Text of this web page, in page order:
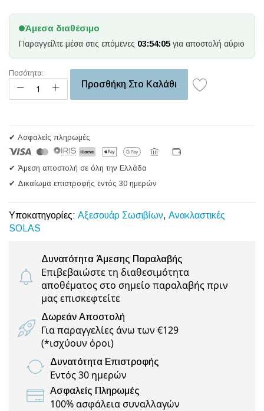
Άμεσα διαθέσιμο
Παραγγείλτε μέσα στις επόμενες 03:54:05 για αποστολή αύριο
Ποσότητα:
Προσθήκη Στο Καλάθι
✔ Ασφαλείς πληρωμές
✔ Άμεση αποστολή σε όλη την Ελλάδα
✔ Δικαίωμα επιστροφής εντός 30 ημερών
Υποκατηγορίες: Αξεσουάρ Σωσιβίων, Ανακλαστικές
SOLAS
Δυνατότητα Άμεσης Παραλαβής
Επιβεβαιώστε τη διαθεσιμότητα
αποθέματος στο σημείο παραλαβής πριν
μας επισκεφτείτε
Δωρεάν Αποστολή
Για παραγγελίες άνω των €129
(*ισχύουν όροι)
Δυνατότητα Επιστροφής
Εντός 30 ημερών
Ασφαλείς Πληρωμές
100% ασφάλεια συναλλαγών